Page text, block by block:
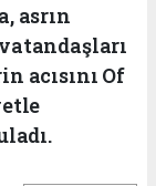
asrın
acısını Of